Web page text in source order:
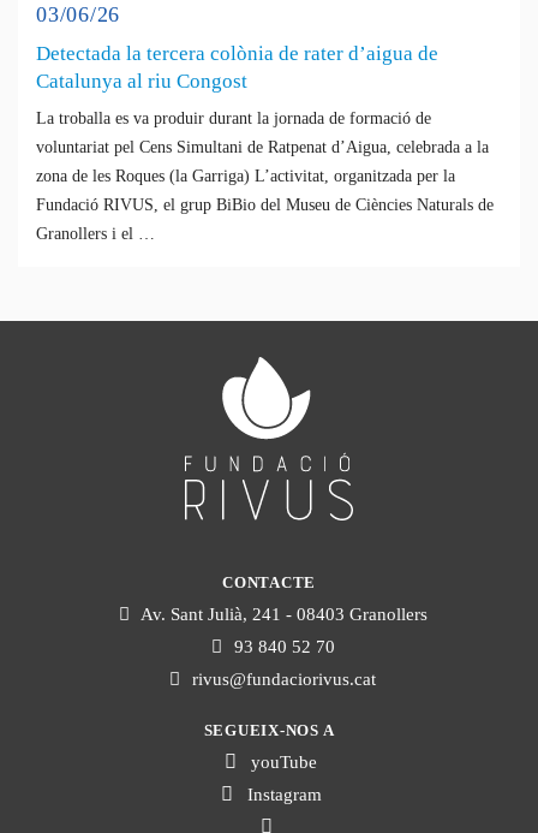
03/06/26
Detectada la tercera colònia de rater d’aigua de
Catalunya al riu Congost
La troballa es va produir durant la jornada de formació de
voluntariat pel Cens Simultani de Ratpenat d’Aigua, celebrada a la
zona de les Roques (la Garriga) L’activitat, organitzada per la
Fundació RIVUS, el grup BiBio del Museu de Ciències Naturals de
Granollers i el …
CONTACTE
Av. Sant Julià, 241 - 08403 Granollers
93 840 52 70
rivus@fundaciorivus.cat
SEGUEIX-NOS A
youTube
Instagram